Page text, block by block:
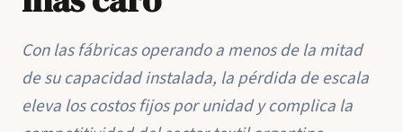
Con las fábricas operando a menos de la mitad
de su capacidad instalada, la pérdida de escala
eleva los costos fijos por unidad y complica la